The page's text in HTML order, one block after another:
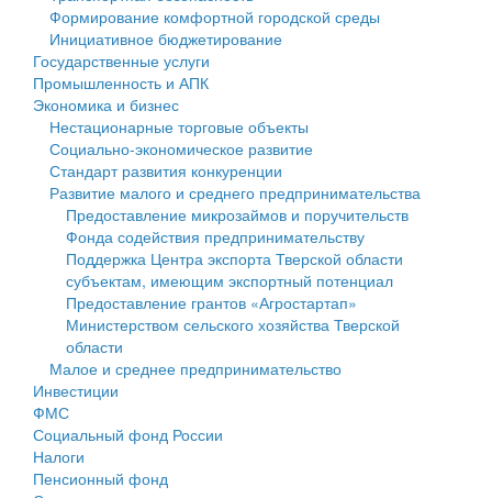
Государственные услуги
Промышленность и АПК
Экономика и бизнес
Символика
Устав
Гостям округа
Туризм
Культура
Образование
Здравоохранение
Социальная защита
Фотоальбом
муниципального округа Тверской области
Администрация Кашинского муниципального округа
Тверской области
Управление сельскими территориями
Открытые данные
Работа с обращениями граждан
Муниципальный контроль
Муниципальные услуги
Проекты административных регламентов
Антимонопольный комплаенс
Противодействие коррупции
Финансовое управление
Бюджет для граждан
Имущество
Выявление правообладателей ранее учтенных
объектов недвижимости
Имущественная поддержка субъектов малого и
среднего предпринимательства
Информационная поддержка субъектов малого и
среднего предпринимательства
Муниципальные программы
Контрольно-счетная палата
Формирование комфортной городской среды
Инициативное бюджетирование
Государственные услуги
Промышленность и АПК
Экономика и бизнес
Нестационарные торговые объекты
Социально-экономическое развитие
Стандарт развития конкуренции
Развитие малого и среднего предпринимательства
Предоставление микрозаймов и поручительств
Фонда содействия предпринимательству
Поддержка Центра экспорта Тверской области
субъектам, имеющим экспортный потенциал
Предоставление грантов «Агростартап»
Министерством сельского хозяйства Тверской
области
Малое и среднее предпринимательство
Инвестиции
ФМС
Социальный фонд России
Налоги
Пенсионный фонд